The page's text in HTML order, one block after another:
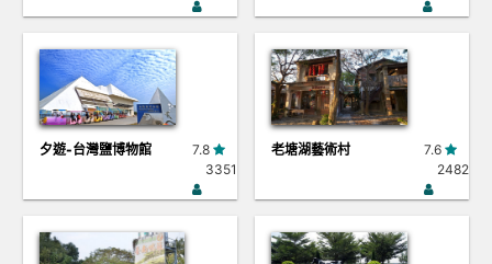
夕遊-台灣鹽博物館
7.8
3351
老塘湖藝術村
7.6
2482